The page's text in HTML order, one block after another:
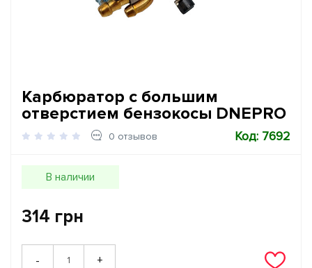
Карбюратор с большим
отверстием бензокосы DNEPRO
0 отзывов Код: 7692
В наличии
314 грн
- +